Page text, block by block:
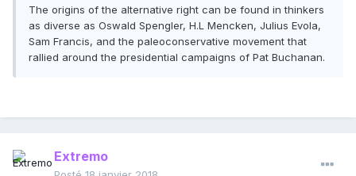
The origins of the alternative right can be found in thinkers
as diverse as Oswald Spengler, H.L Mencken, Julius Evola,
Sam Francis, and the paleoconservative movement that
rallied around the presidential campaigns of Pat Buchanan.
Extremo